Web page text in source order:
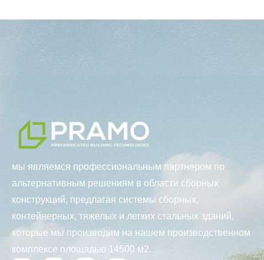
мы являемся профессиональным партнером по
альтернативным решениям в области сборных
конструкций, предлагая системы сборных,
контейнерных, тяжелых и легких стальных зданий,
которые мы производим на нашем производственном
комплексе площадью 14500 м2.